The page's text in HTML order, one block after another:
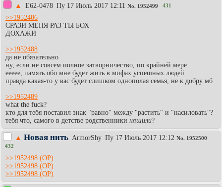
▲ E62-0478 Пy 17 Июль 2017 12:11 No. 1952499 431
>>1952486
СРАЗИ МЕНЯ РАЗ ТЫ БОХ
ДОХАЖИ
>>1952488
да не обязательно
ну, если не совсем полное затворничество, по крайней мере.
еееее, память обо мне будет жить в мифах успешных людей
правда какая-то у вас будет слишком однополая семья, не к добру мб
>>1952489
what the fuck?
кто для тебя поставил знак "равно" между "растить" и "насиловать"?
тебя что, самого в детстве родственники няшили?
▲ Новая нить АrmоrShy Пy 17 Июль 2017 12:12 No. 1952500
432
>>1952498
>>1952498
>>1952498